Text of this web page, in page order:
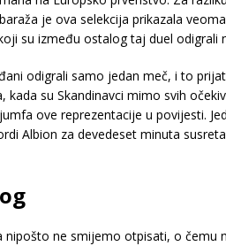
je ova selekcija prikazala
su između ostalog taj duel odigrali
odigrali samo jedan meč, i to
kada su Skandinavci mimo svih
ove reprezentacije u povijesti.
Albion za devedeset minuta
nipošto ne smijemo otpisati, o